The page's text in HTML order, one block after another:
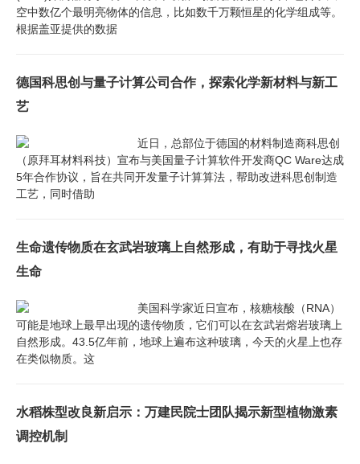
空中数亿个最明亮物体的信息，比如数千万颗恒星的化学组成等。
根据盖亚提供的数据
德国科思创与量子计算公司合作，探索化学新材料与新工
艺
近日，总部位于德国的材料制造商科思创
（原拜耳材料科技）宣布与美国量子计算软件开发商QC Ware达成
5年合作协议，旨在共同开发量子计算算法，帮助改进科思创制造
工艺，同时借助
生命遗传物质在玄武岩玻璃上自然形成，有助于寻找火星
生命
美国科学家近日宣布，核糖核酸（RNA）
可能是地球上最早出现的遗传物质，它们可以在玄武岩熔岩玻璃上
自然形成。43.5亿年前，地球上遍布这种玻璃，今天的火星上也存
在类似物质。这
水稻株型改良新启示：万建民院士团队揭示新型植物激素
调控机制